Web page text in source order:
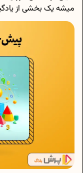
میشه یک بخشی از